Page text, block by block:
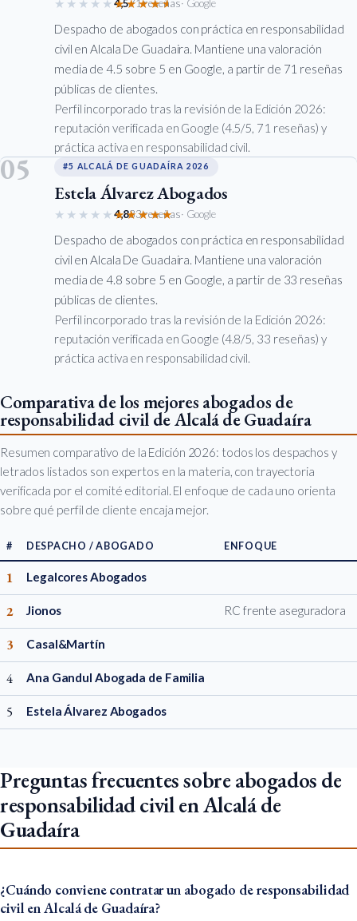
★★★★★★★★★★
4,571 reseñas· Google
Despacho de abogados con práctica en responsabilidad
civil en Alcala De Guadaira. Mantiene una valoración
media de 4.5 sobre 5 en Google, a partir de 71 reseñas
públicas de clientes.
Perfil incorporado tras la revisión de la Edición 2026:
reputación verificada en Google (4.5/5, 71 reseñas) y
práctica activa en responsabilidad civil.
05 #5 ALCALÁ DE GUADAÍRA 2026
Estela Álvarez Abogados
★★★★★★★★★★
4,833 reseñas· Google
Despacho de abogados con práctica en responsabilidad
civil en Alcala De Guadaira. Mantiene una valoración
media de 4.8 sobre 5 en Google, a partir de 33 reseñas
públicas de clientes.
Perfil incorporado tras la revisión de la Edición 2026:
reputación verificada en Google (4.8/5, 33 reseñas) y
práctica activa en responsabilidad civil.
Comparativa de los mejores abogados de
responsabilidad civil de Alcalá de Guadaíra
Resumen comparativo de la Edición 2026: todos los despachos y
letrados listados son expertos en la materia, con trayectoria
verificada por el comité editorial. El enfoque de cada uno orienta
sobre qué perfil de cliente encaja mejor.
# DESPACHO / ABOGADO ENFOQUE
1 Legalcores Abogados
2 Jionos RC frente aseguradora
3 Casal&Martín
4 Ana Gandul Abogada de Familia
5 Estela Álvarez Abogados
Preguntas frecuentes sobre abogados de
responsabilidad civil en Alcalá de
Guadaíra
¿Cuándo conviene contratar un abogado de responsabilidad
civil en Alcalá de Guadaíra?